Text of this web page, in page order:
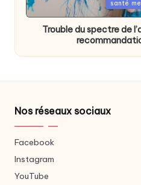
Posted
in
santé
Trouble du spectre de
Nos réseaux sociaux
Facebook
Instagram
YouTube